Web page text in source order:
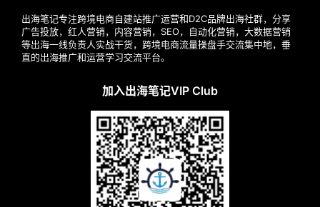
出海笔记专注跨境电商自建站推广运营和D2C品牌出海社群，分享
广告投放，红人营销，内容营销，SEO，自动化营销，大数据营销
等出海一线负责人实战干货，跨境电商流量操盘手交流集中地，垂
直的出海推广和运营学习交流平台。
加入出海笔记VIP Club